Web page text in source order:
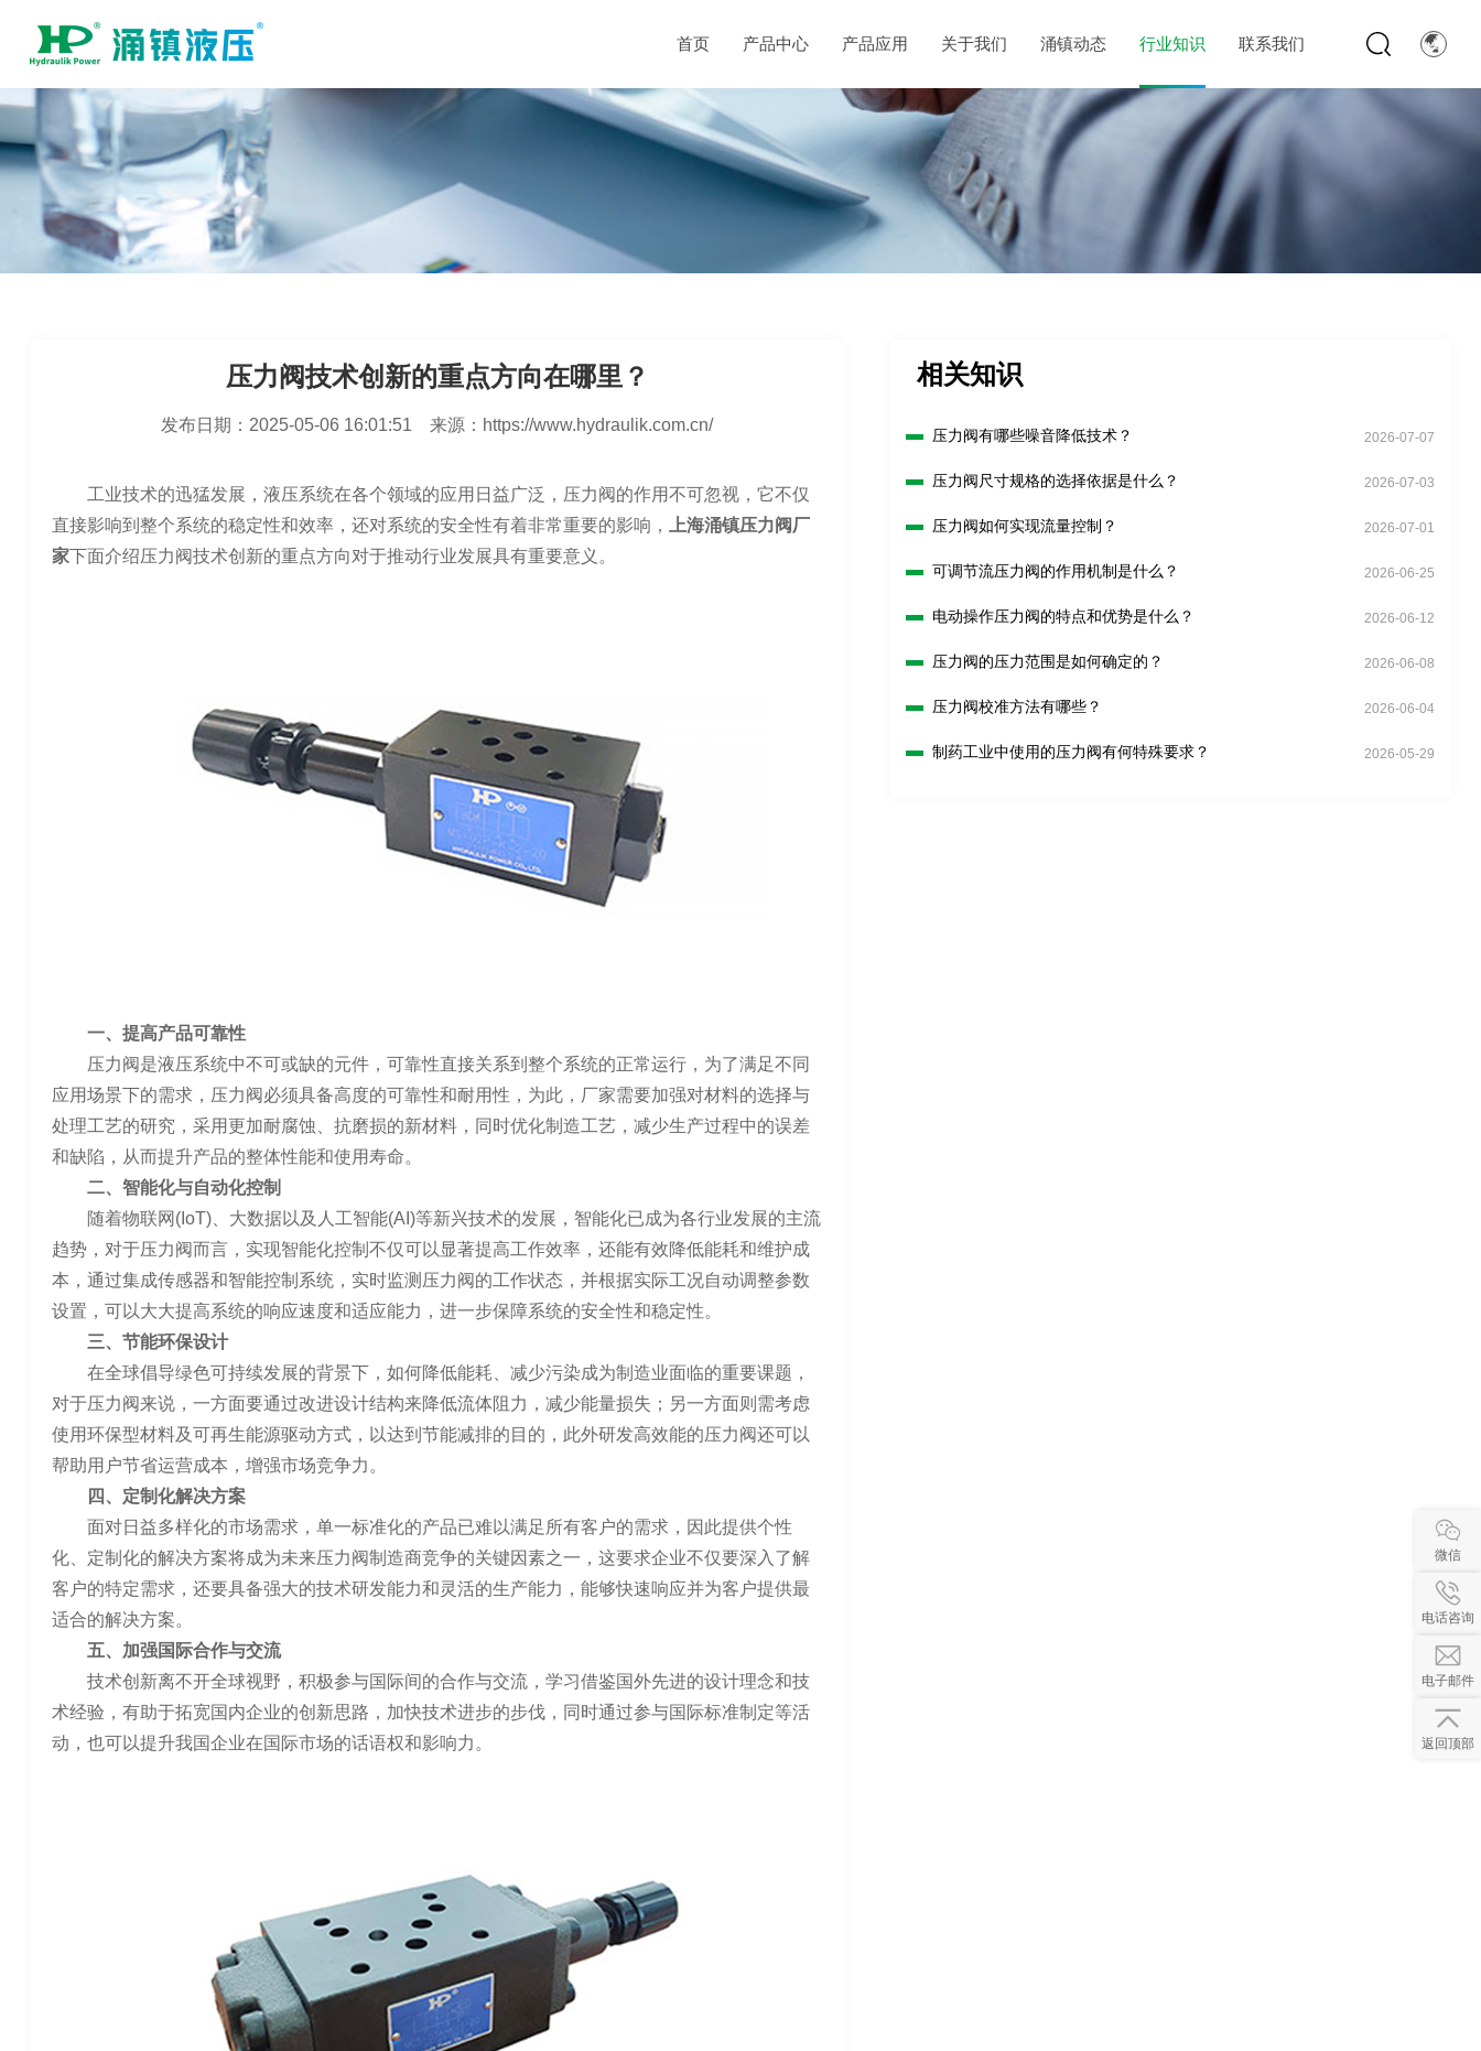
首页 产品中心 产品应用 关于我们 涌镇动态 行业知识 联系我们
压力阀技术创新的重点方向在哪里？
发布日期： 2025-05-06 16:01:51 来源： https://www.hydraulik.com.cn/
工业技术的迅猛发展，液压系统在各个领域的应用日益广泛，压力阀的作用不可忽视，它不仅
直接影响到整个系统的稳定性和效率，还对系统的安全性有着非常重要的影响，
上海涌镇压力阀厂
家下面介绍压力阀技术创新的重点方向对于推动行业发展具有重要意义。
一、提高产品可靠性
压力阀是液压系统中不可或缺的元件，可靠性直接关系到整个系统的正常运行，为了满足不同
应用场景下的需求，压力阀必须具备高度的可靠性和耐用性，为此，厂家需要加强对材料的选择与
处理工艺的研究，采用更加耐腐蚀、抗磨损的新材料，同时优化制造工艺，减少生产过程中的误差
和缺陷，从而提升产品的整体性能和使用寿命。
二、智能化与自动化控制
随着物联网(IoT)、大数据以及人工智能(AI)等新兴技术的发展，智能化已成为各行业发展的主流
趋势，对于压力阀而言，实现智能化控制不仅可以显著提高工作效率，还能有效降低能耗和维护成
本，通过集成传感器和智能控制系统，实时监测压力阀的工作状态，并根据实际工况自动调整参数
设置，可以大大提高系统的响应速度和适应能力，进一步保障系统的安全性和稳定性。
三、节能环保设计
在全球倡导绿色可持续发展的背景下，如何降低能耗、减少污染成为制造业面临的重要课题，
对于压力阀来说，一方面要通过改进设计结构来降低流体阻力，减少能量损失；另一方面则需考虑
使用环保型材料及可再生能源驱动方式，以达到节能减排的目的，此外研发高效能的压力阀还可以
帮助用户节省运营成本，增强市场竞争力。
四、定制化解决方案
面对日益多样化的市场需求，单一标准化的产品已难以满足所有客户的需求，因此提供个性
化、定制化的解决方案将成为未来压力阀制造商竞争的关键因素之一，这要求企业不仅要深入了解
客户的特定需求，还要具备强大的技术研发能力和灵活的生产能力，能够快速响应并为客户提供最
适合的解决方案。
五、加强国际合作与交流
技术创新离不开全球视野，积极参与国际间的合作与交流，学习借鉴国外先进的设计理念和技
术经验，有助于拓宽国内企业的创新思路，加快技术进步的步伐，同时通过参与国际标准制定等活
动，也可以提升我国企业在国际市场的话语权和影响力。
相关知识
压力阀有哪些噪音降低技术？ 2026-07-07
压力阀尺寸规格的选择依据是什么？ 2026-07-03
压力阀如何实现流量控制？ 2026-07-01
可调节流压力阀的作用机制是什么？ 2026-06-25
电动操作压力阀的特点和优势是什么？ 2026-06-12
压力阀的压力范围是如何确定的？ 2026-06-08
压力阀校准方法有哪些？ 2026-06-04
制药工业中使用的压力阀有何特殊要求？ 2026-05-29
微信
电话咨询
电子邮件
返回顶部